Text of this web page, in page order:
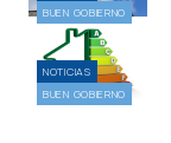
BUEN GOBIERNO
NOTICIAS
BUEN GOBIERNO